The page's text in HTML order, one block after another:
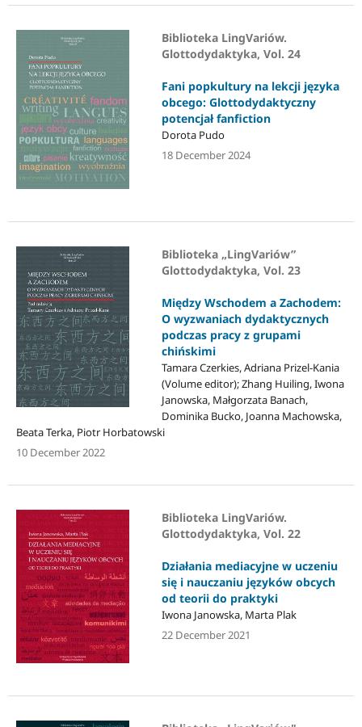
Biblioteka LingVariów.
Glottodydaktyka, Vol. 24
Fani popkultury na lekcji języka
obcego: Glottodydaktyczny
potencjał fanfiction
Dorota Pudo
18 December 2024
Biblioteka „LingVariów”
Glottodydaktyka, Vol. 23
Między Wschodem a Zachodem:
O wyzwaniach dydaktycznych
podczas pracy z grupami
chińskimi
Tamara Czerkies, Adriana Prizel-Kania
(Volume editor); Zhang Huiling, Iwona
Janowska, Małgorzata Banach,
Dominika Bucko, Joanna Machowska,
Beata Terka, Piotr Horbatowski
10 December 2022
Biblioteka LingVariów.
Glottodydaktyka, Vol. 22
Działania mediacyjne w uczeniu
się i nauczaniu języków obcych
od teorii do praktyki
Iwona Janowska, Marta Plak
22 December 2021